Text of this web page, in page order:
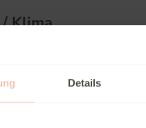
Details
Klima